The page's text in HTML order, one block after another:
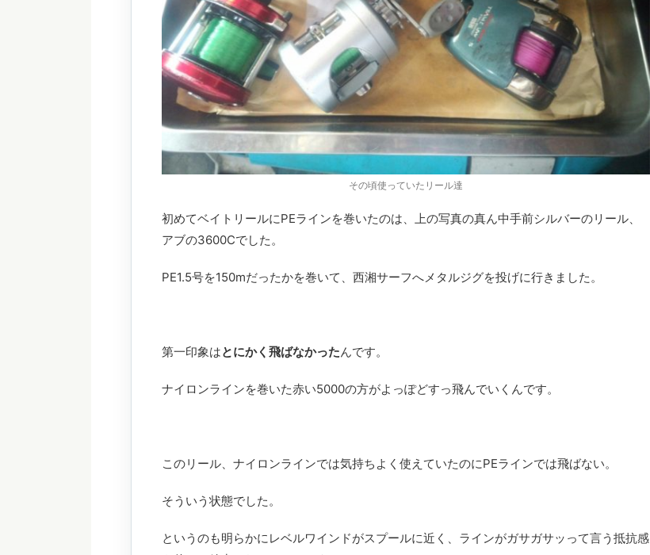
その頃使っていたリール達
初めてベイトリールにPEラインを巻いたのは、上の写真の真ん中手前シルバーのリール、
アブの3600Cでした。
PE1.5号を150mだったかを巻いて、西湘サーフへメタルジグを投げに行きました。
第一印象はとにかく飛ばなかったんです。
ナイロンラインを巻いた赤い5000の方がよっぽどすっ飛んでいくんです。
このリール、ナイロンラインでは気持ちよく使えていたのにPEラインでは飛ばない。
そういう状態でした。
というのも明らかにレベルワインドがスプールに近く、ラインがガサガサッって言う抵抗感